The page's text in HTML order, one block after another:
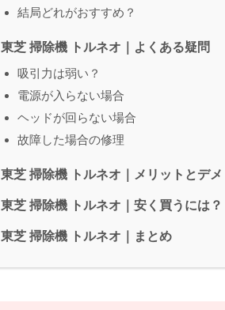
結局どれがおすすめ？
東芝 掃除機 トルネオ｜よくある疑問
吸引力は弱い？
電源が入らない場合
ヘッドが回らない場合
故障した場合の修理
東芝 掃除機 トルネオ｜メリットとデ
東芝 掃除機 トルネオ｜安く買うには？
東芝 掃除機 トルネオ｜まとめ